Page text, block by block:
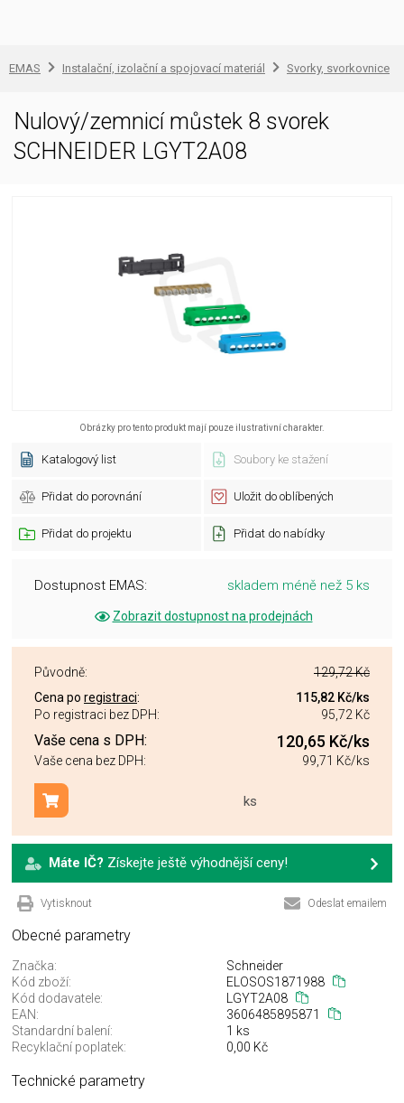
EMAS Instalační, izolační a spojovací materiál Svorky, svorkovnice
Nulový/zemnicí můstek 8 svorek
SCHNEIDER LGYT2A08
Obrázky pro tento produkt mají pouze ilustrativní charakter.
Katalogový list Soubory ke stažení
Přidat do porovnání Uložit do oblíbených
Přidat do projektu Přidat do nabídky
Dostupnost EMAS: skladem méně než 5 ks
Zobrazit dostupnost na prodejnách
Původně:
129,72 Kč
Cena po registraci: 115,82 Kč/ks
Po registraci bez DPH:
95,72 Kč
Vaše cena s DPH: 120,65 Kč/ks
Vaše cena bez DPH: 99,71 Kč/ks
ks
Přidat do košíku
Máte IČ? Získejte ještě výhodnější ceny!
Vytisknout Odeslat emailem
Obecné parametry
Značka:
Schneider
Kód zboží:
ELOSOS1871988
Kód dodavatele:
LGYT2A08
EAN:
3606485895871
Standardní balení:
1 ks
Recyklační poplatek:
0,00 Kč
Technické parametry